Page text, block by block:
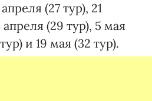
(27 тур), 21
(29 тур), 5 мая
и 19 мая (32 тур).